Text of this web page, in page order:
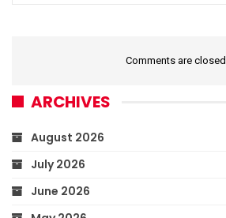
Comments are closed.
ARCHIVES
August 2026
July 2026
June 2026